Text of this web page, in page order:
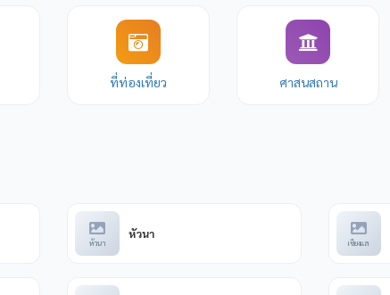
ที่ท่องเที่ยว ศาสนสถาน
หัวนา
หัวนา
เชียงแล